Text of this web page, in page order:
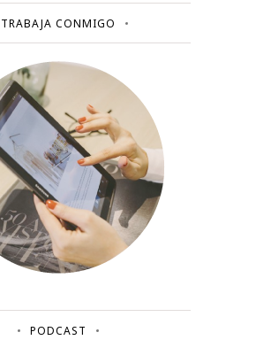
TRABAJA CONMIGO
PODCAST